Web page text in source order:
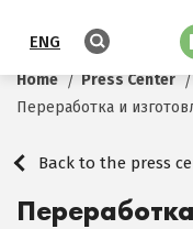
ENG
Home
Press Center
Переработка и
Back to the press